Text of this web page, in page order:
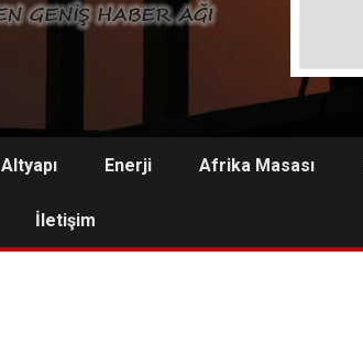
Altyapı Enerji Afrika Masası
İletişim